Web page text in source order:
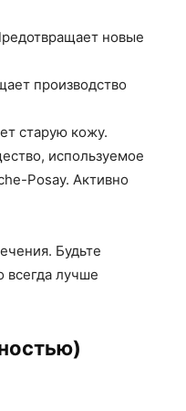
новые
производство
старую кожу.
используемое
Posay. Активно
Будьте
всегда лучше